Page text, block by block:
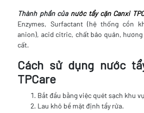
Thành phần của nước tẩy cặn Canxi
Enzymes, Surfactant (hệ thống cồn
anion), acid citric, chất bảo quản, hương
cất.
Cách sử dụng nước
TPCare
Bắt đầu bằng việc quét sạch khu
Lau khô bề mặt định tẩy rửa.